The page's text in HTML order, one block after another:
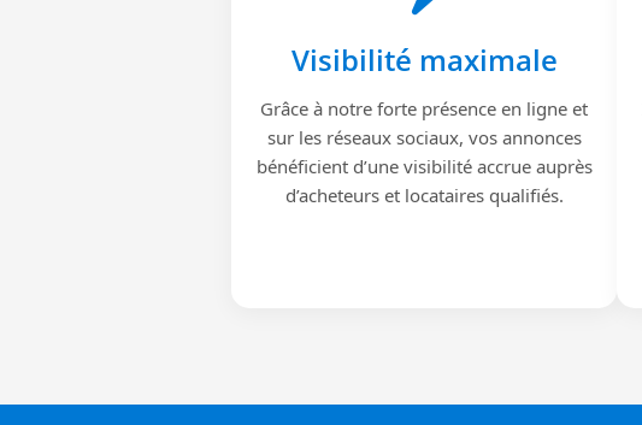
Visibilité maximale
Grâce à notre forte présence en ligne et
sur les réseaux sociaux, vos annonces
bénéficient d’une visibilité accrue auprès
d’acheteurs et locataires qualifiés.